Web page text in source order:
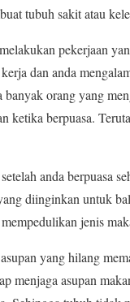
tubuh sakit atau
pekerjaan
dan anda
orang yang
ketika berpuasa.
anda berpuasa
diinginkan untuk
jenis
yang hilang
menjaga asupan